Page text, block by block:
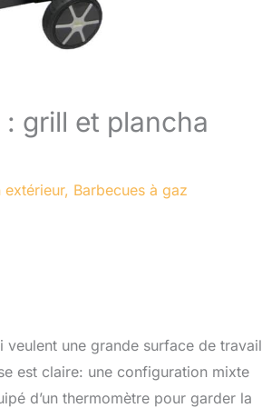
grill et plancha
extérieur, Barbecues à gaz
veulent une grande surface de travail
est claire: une configuration mixte
d’un thermomètre pour garder la